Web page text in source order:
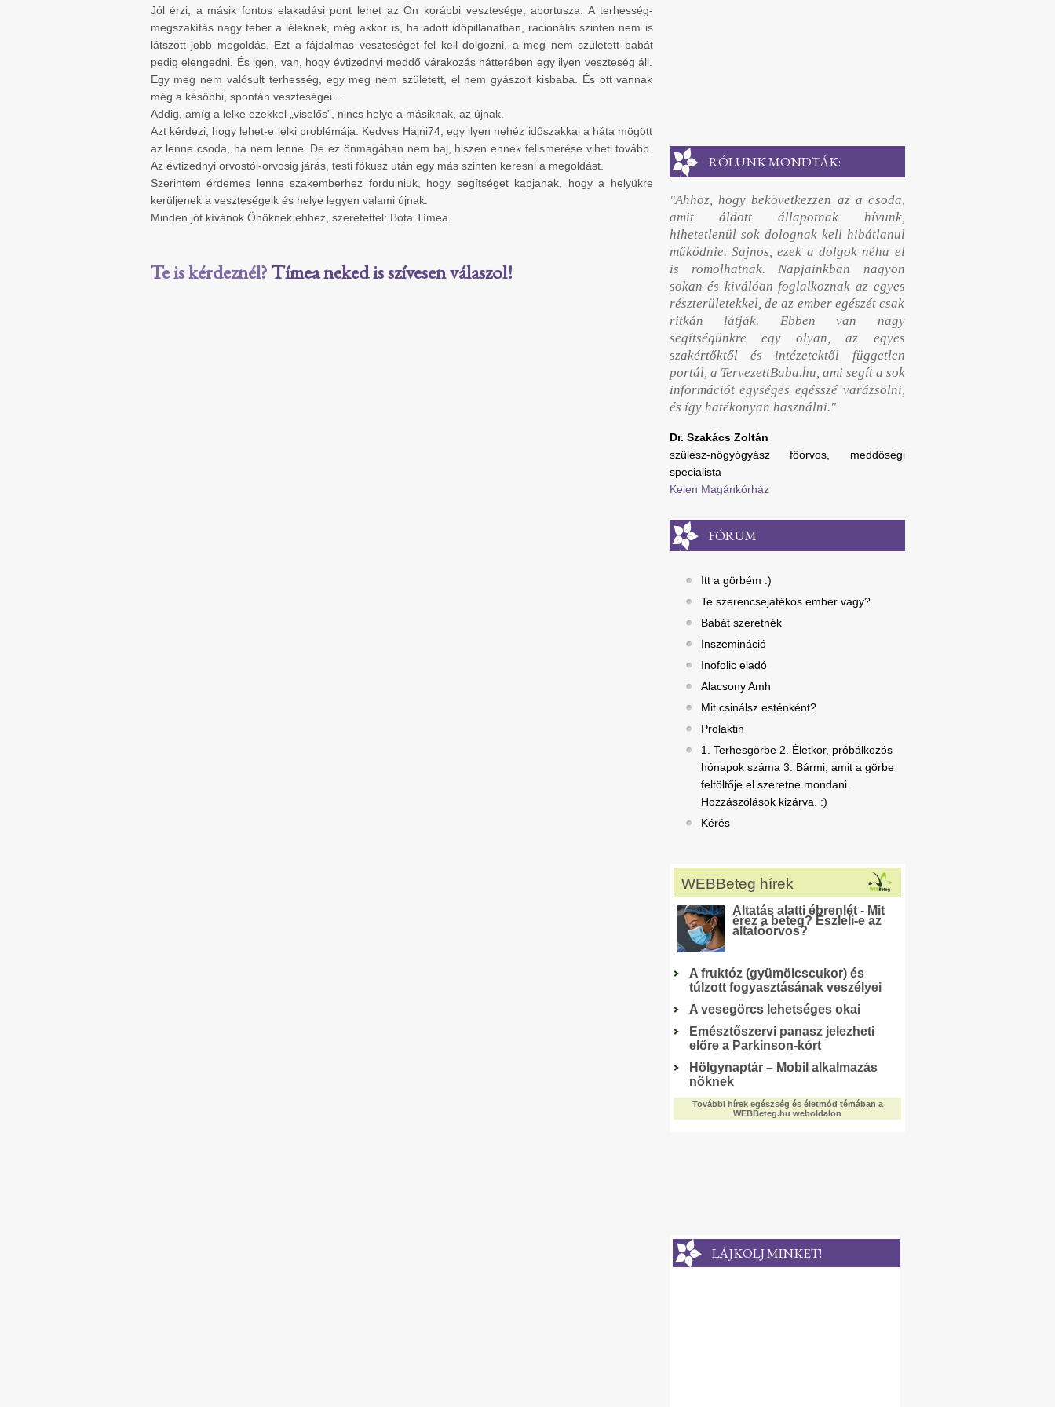
Jól érzi, a másik fontos elakadási pont lehet az Ön korábbi vesztesége, abortusza. A terhesség-
megszakítás nagy teher a léleknek, még akkor is, ha adott időpillanatban, racionális szinten nem is
látszott jobb megoldás. Ezt a fájdalmas veszteséget fel kell dolgozni, a meg nem született babát
pedig elengedni. És igen, van, hogy évtizednyi meddő várakozás hátterében egy ilyen veszteség áll.
Egy meg nem valósult terhesség, egy meg nem született, el nem gyászolt kisbaba. És ott vannak
még a későbbi, spontán veszteségei…
Addig, amíg a lelke ezekkel „viselős”, nincs helye a másiknak, az újnak.
Azt kérdezi, hogy lehet-e lelki problémája. Kedves Hajni74, egy ilyen nehéz időszakkal a háta mögött
az lenne csoda, ha nem lenne. De ez önmagában nem baj, hiszen ennek felismerése viheti tovább.
Az évtizednyi orvostól-orvosig járás, testi fókusz után egy más szinten keresni a megoldást.
Szerintem érdemes lenne szakemberhez fordulniuk, hogy segítséget kapjanak, hogy a helyükre
kerüljenek a veszteségeik és helye legyen valami újnak.
Minden jót kívánok Önöknek ehhez, szeretettel: Bóta Tímea
Te is kérdeznél?Tímea neked is szívesen válaszol!
RÓLUNK MONDTÁK:
"Ahhoz, hogy bekövetkezzen az a csoda,
amit áldott állapotnak hívunk,
hihetetlenül sok dolognak kell hibátlanul
működnie. Sajnos, ezek a dolgok néha el
is romolhatnak. Napjainkban nagyon
sokan és kiválóan foglalkoznak az egyes
részterületekkel, de az ember egészét csak
ritkán látják. Ebben van nagy
segítségünkre egy olyan, az egyes
szakértőktől és intézetektől független
portál, a TervezettBaba.hu, ami segít a sok
információt egységes egésszé varázsolni,
és így hatékonyan használni."
Dr. Szakács Zoltán
szülész-nőgyógyász főorvos, meddőségi
specialista
Kelen Magánkórház
FÓRUM
Itt a görbém :)
Te szerencsejátékos ember vagy?
Babát szeretnék
Inszemináció
Inofolic eladó
Alacsony Amh
Mit csinálsz esténként?
Prolaktin
1. Terhesgörbe 2. Életkor, próbálkozós
hónapok száma 3. Bármi, amit a görbe
feltöltője el szeretne mondani.
Hozzászólások kizárva. :)
Kérés
LÁJKOLJ MINKET!